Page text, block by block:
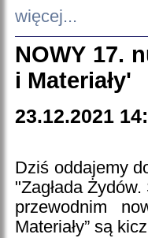
więcej...
NOWY 17.
i Materiały'
23.12.2021
Dziś oddajemy
"Zagłada
przewodnim
Materiały” są